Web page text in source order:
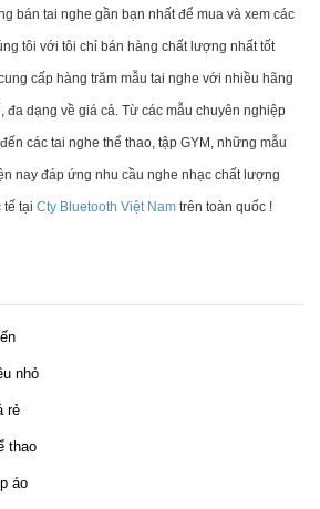
bán tai nghe gần bạn nhất để mua và xem các
tôi với tôi chỉ bán hàng chất lượng nhất tốt
cấp hàng trăm mẫu tai nghe với nhiều hãng
đa dạng về giá cả. Từ các mẫu chuyên nghiệp
các tai nghe thể thao, tập GYM, những mẫu
nay đáp ứng nhu cầu nghe nhạc chất lượng
tế tại Cty Bluetooth Việt Nam trên toàn quốc !
nhỏ
rẻ
thao
áo